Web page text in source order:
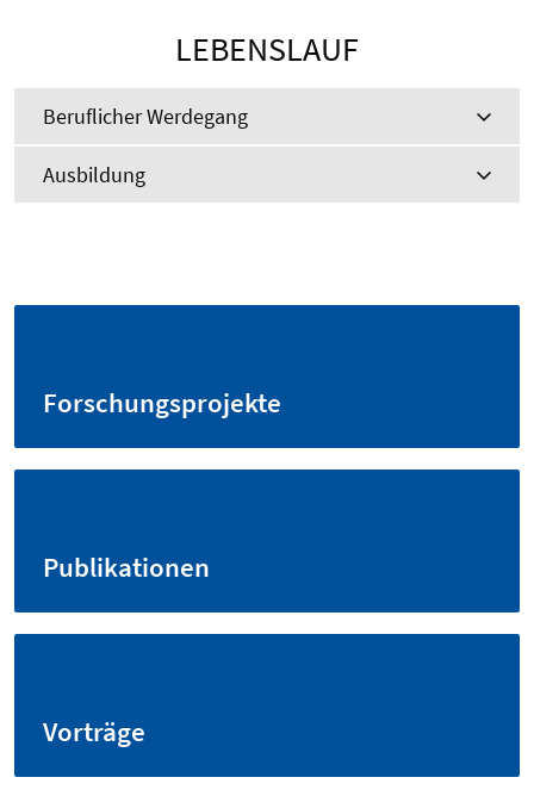
LEBENSLAUF
Beruflicher Werdegang
Ausbildung
Forschungsprojekte
Publikationen
Vorträge